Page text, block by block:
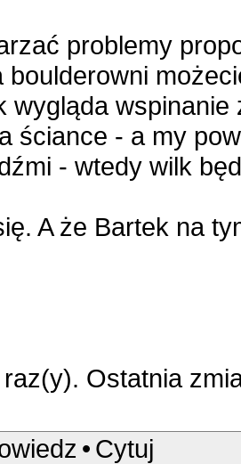
problemy
boulderowni
wygląda
ściance - a my
- wtedy wilk
A że Bartek na
Ostatnia
• Cytuj